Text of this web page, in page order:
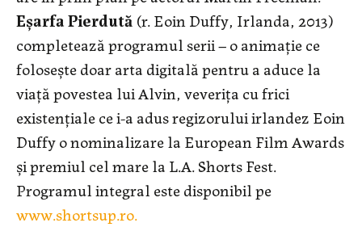
Eșarfa Pierdută (r. Eoin Duffy, Irlanda, 2013)
completează programul serii – o animație ce
folosește doar arta digitală pentru a aduce la
viață povestea lui Alvin, veverița cu frici
existențiale ce i-a adus regizorului irlandez Eoin
Duffy o nominalizare la European Film Awards
și premiul cel mare la L.A. Shorts Fest.
Programul integral este disponibil pe
www.shortsup.ro.